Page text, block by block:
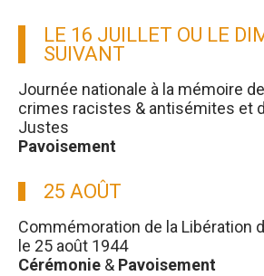
LE 16 JUILLET OU LE
SUIVANT
Journée nationale à la mémoire
crimes racistes & antisémites et
Justes
Pavoisement
25 AOÛT
Commémoration de la Libération
le 25 août 1944
Cérémonie & Pavoisement